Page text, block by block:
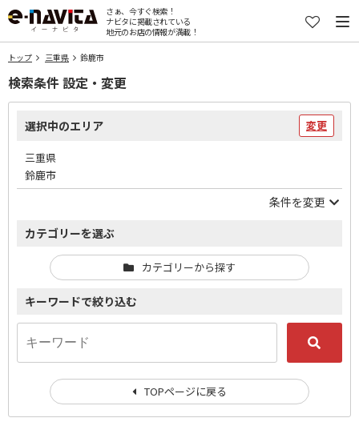
さぁ、今すぐ検索！
ナビタに掲載されている
地元のお店の情報が満載！
トップ 三重県 鈴鹿市
検索条件 設定・変更
選択中のエリア 変更
三重県
鈴鹿市
条件を変更
カテゴリーを選ぶ
カテゴリーから探す
キーワードで絞り込む
TOPページに戻る